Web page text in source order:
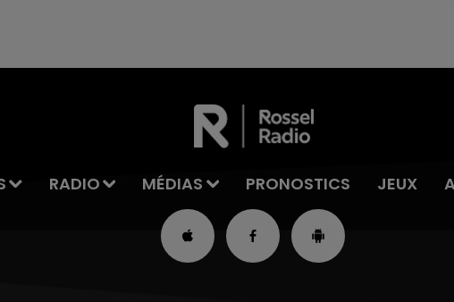
RADIO MÉDIAS PRONOSTICS JEUX